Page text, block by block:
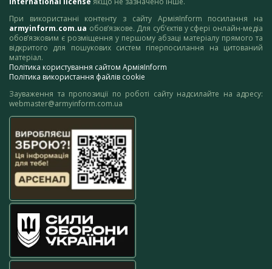
При використанні контенту з сайту АрміяInform посилання на
armyinform.com.ua обов’язкове. Для суб’єктів у сфері онлайн-медіа
обов’язковим є розміщення у першому абзаці матеріалу прямого та
відкритого для пошукових систем гіперпосилання на цитований
матеріал.
Політика користування сайтом АрміяInform
Політика використання файлів cookie
Зауваження та пропозиції по роботі сайту надсилайте на адресу:
webmaster@armyinform.com.ua